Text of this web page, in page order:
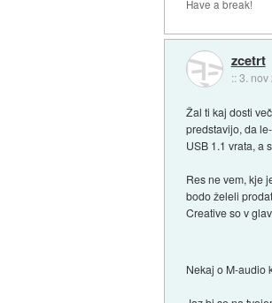
Have a break!
zcetrt
::3. nov
Žal ti kaj dosti
predstavijo, da
USB 1.1 vrata, a
Res ne vem, kje
bodo želeli
Creative so v
Nekaj o M-audio